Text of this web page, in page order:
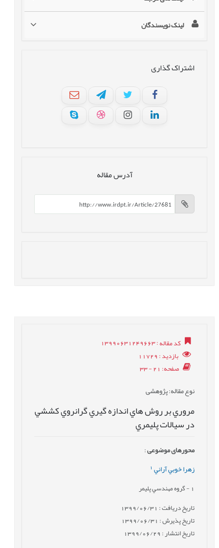
لینک نویسندگان
اشتراک گذاری
آدرس مقاله
کد مقاله: 13990631249663
بازدید: 11729
صفحه: 21 - 33
نوع مقاله: پژوهشی
مروري بر روش هاي اندازه گيري گرانروي کششي
در سيالات پليمري
محورهای موضوعی:
زهرا خوبي آراني
- گروه مهندسي پليمر
تاریخ دریافت : 1399/06/31
تاریخ پذیرش : 1399/06/31
تاریخ انتشار : 1399/06/29